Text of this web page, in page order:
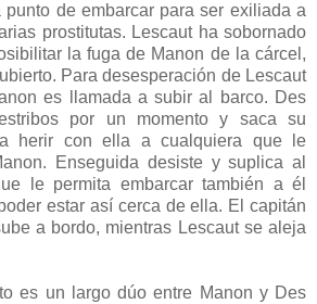
punto de embarcar para ser exiliada a
prostitutas. Lescaut ha sobornado
la fuga de Manon de la cárcel,
Para desesperación de Lescaut
es llamada a subir al barco. Des
por un momento y saca su
herir con ella a cualquiera que le
Enseguida desiste y suplica al
le permita embarcar también a él
estar así cerca de ella. El capitán
a bordo, mientras Lescaut se aleja
es un largo dúo entre Manon y Des